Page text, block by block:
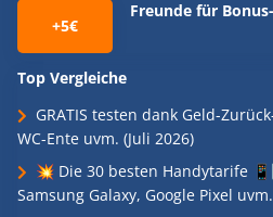
+5€
Freunde für
Top Vergleiche
GRATIS testen dank Geld-
WC-Ente uvm. (Juli 2026)
💥 Die 30 besten Handytarife
Samsung Galaxy, Google Pixel